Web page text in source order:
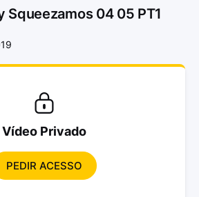
Squeezamos 04 05 PT1
Vídeo Privado
PEDIR ACESSO